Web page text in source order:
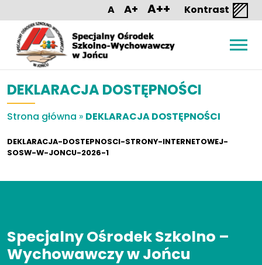
A A+ A++ Kontrast
DEKLARACJA DOSTĘPNOŚCI
Strona główna » DEKLARACJA DOSTĘPNOŚCI
DEKLARACJA-DOSTEPNOSCI-STRONY-INTERNETOWEJ-
SOSW-W-JONCU-2026-1
Specjalny Ośrodek Szkolno –
Wychowawczy w Jońcu